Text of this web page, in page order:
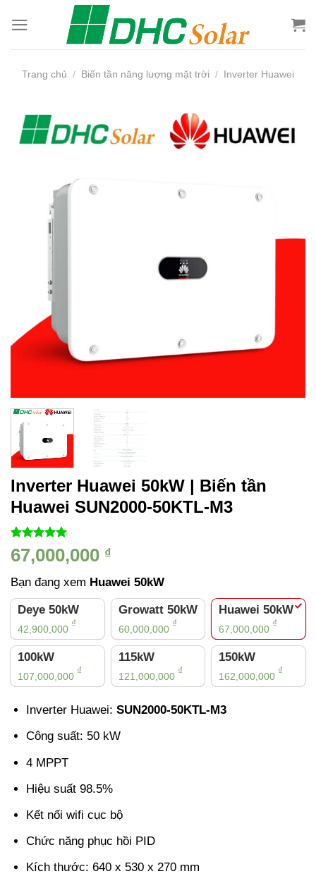
qua
nội
Trang chủ / Biến tần năng lượng mặt trời / Inverter Huawei
Inverter Huawei 50kW | Biến tần
Huawei SUN2000-50KTL-M3
5.00 trên 5
dựa trên
1
67,000,000 ₫
Bạn đang xem Huawei 50kW
Deye 50kW
42,900,000
₫
Growatt 50kW
60,000,000
₫
Huawei 50kW
67,000,000
₫
100kW
107,000,000
₫
115kW
121,000,000
₫
150kW
162,000,000
₫
Inverter Huawei:SUN2000-50KTL-M3
Công suất: 50 kW
4 MPPT
Hiệu suất 98.5%
Kết nối wifi cục bộ
Chức năng phục hồi PID
Kích thước:640 x 530 x 270 mm